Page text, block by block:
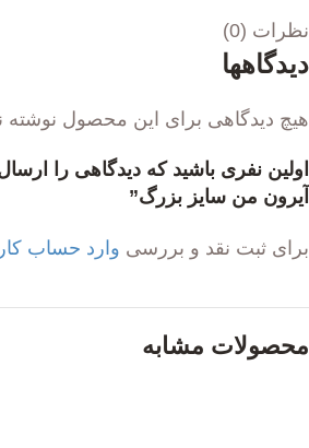
نظرات (0)
دیدگاهها
هیچ دیدگاهی برای این محصول
اولین نفری باشید که دیدگاهی را
آیرون من سایز بزرگ”
برای ثبت نقد و بررسی وارد حساب
محصولات مشابه